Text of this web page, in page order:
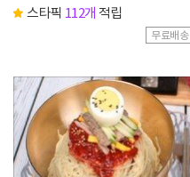
스타픽 112개 적립
무료배송